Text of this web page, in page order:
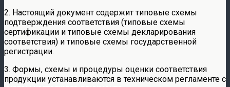
2. Настоящий документ содержит типовые схемы
подтверждения соответствия (типовые схемы
сертификации и типовые схемы декларирования
соответствия) и типовые схемы государственной
регистрации.
3. Формы, схемы и процедуры оценки соответствия
продукции устанавливаются в техническом регламенте с